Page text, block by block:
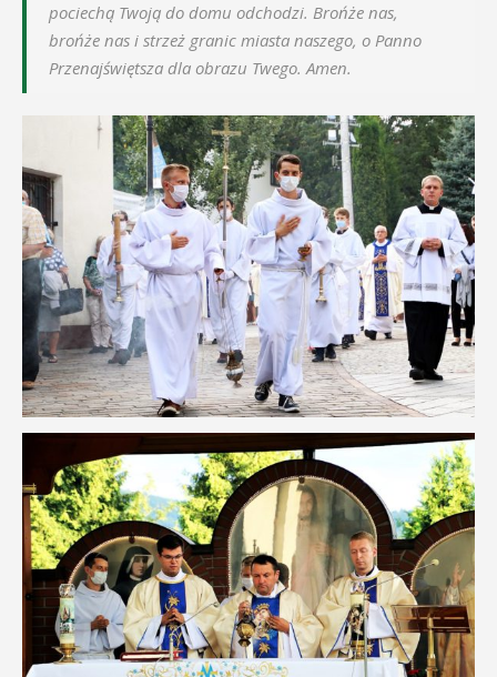
pociechą Twoją do domu odchodzi. Brońże nas,
brońże nas i strzeż granic miasta naszego, o Panno
Przenajświętsza dla obrazu Twego. Amen.